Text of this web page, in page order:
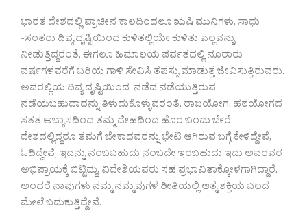
ಭಾರತ ದೇಶದಲ್ಲಿ ಪ್ರಾಚೀನ ಕಾಲದಿಂದಲೂ ಋಷಿ ಮುನಿಗಳು, ಸಾಧು
-ಸಂತರು ದಿವ್ಯ ದೃಷ್ಟಿಯಿಂದ ಕುಳಿತಲ್ಲಿಯೇ ಕುಳಿತು ಎಲ್ಲವನ್ನು
ನೀಡುತ್ತಿದ್ದರಂತೆ, ಈಗಲೂ ಹಿಮಾಲಯ ಪರ್ವತದಲ್ಲಿ ನೂರಾರು
ವರ್ಷಗಳವರೆಗೆ ಬರಿಯ ಗಾಳಿ ಸೇವಿಸಿ ತಪಸ್ಸು ಮಾಡುತ್ತ ಜೀವಿಸುತ್ತಿರುವರು.
ಅವರಲ್ಲಿಯ ದಿವ್ಯ ದೃಷ್ಟಿಯಿಂದ ನಡೆದ ನಡೆಯುತ್ತಿರುವ
ನಡೆಯಬಹುದಾದನ್ನು ತಿಳುದುಕೊಳ್ಳುವರಂತೆ. ರಾಜಯೋಗ, ಹಠಯೋಗದ
ಸತತ ಅಭ್ಯಾಸದಿಂದ ತಮ್ಮ ದೇಹದಿಂದ ಹೊರ ಬಂದು ಬೇರೆ
ದೇಶದಲ್ಲಿದ್ದರೂ ತಮಗೆ ಬೇಕಾದವರನ್ನು ಭೇಟಿ ಆಗಿರುವ ಬಗ್ಗೆ ಕೇಳಿದ್ದೇವೆ,
ಓದಿದ್ದೇವೆ, ಇದನ್ನು ನಂಬಬಹುದು ನಂಬದೇ ಇರಬಹುದು ಇದು ಅವರವರ
ಅಭಿಪ್ರಾಯಕ್ಕೆ ಬಿಟ್ಟಿದ್ದು, ವಿದೇಶಿಯವರು ಸಹ ಪ್ರಭಾವಿತಾಕ್ಕೋಳಗಾಗಿದ್ದಾರೆ.
ಅಂದರೆ ನಾವುಗಳು ನಮ್ಮ ನಮ್ಮವುಗಳ ರೀತಿಯಲ್ಲಿ ಆತ್ಮ ಶಕ್ತಿಯ ಬಲದ
ಮೇಲೆ ಬದುಕುತ್ತಿದ್ದೇವೆ.